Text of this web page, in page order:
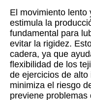
El movimiento lento
estimula la
fundamental para
evitar la rigidez.
cadera, ya que
flexibilidad de los
de ejercicios de
minimiza el riesgo
previene